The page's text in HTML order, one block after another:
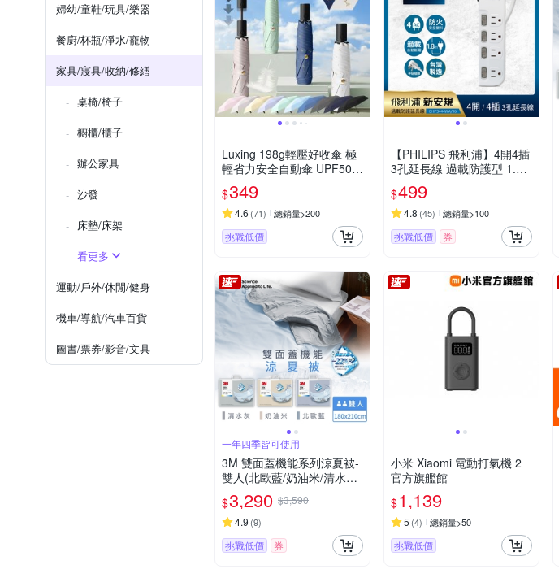
婦幼/童鞋/玩具/樂器
餐廚/杯瓶/淨水/寵物
家具/寢具/收納/修繕
桌椅/椅子
櫥櫃/櫃子
辦公家具
沙發
床墊/床架
看更多
運動/戶外/休閒/健身
機車/導航/汽車百貨
圖書/票券/影音/文具
Luxing 198g輕壓好收傘 極
輕省力安全自動傘 UPF50
+黑膠防曬陽傘 折疊傘晴雨
傘口袋傘 迷你輕量傘
$349
4.6 (71) 總銷量>200
挑戰低價
【PHILIPS 飛利浦】4開4插
3孔延長線 過載防護型 1.8
$499
4.8 (45) 總銷量>100
挑戰低價 券
一年四季皆可使用
3M 雙面蓋機能系列涼夏被-
雙人(北歐藍/奶油米/清水灰)
－三色任選
$3,290 $3,590
4.9 (9)
挑戰低價 券
小米 Xiaomi 電動打氣機 2
官方旗艦館
$1,139
5 (4) 總銷量>50
挑戰低價